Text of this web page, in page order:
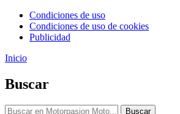
Condiciones de uso
Condiciones de uso de cookies
Publicidad
Inicio
Buscar
Buscar